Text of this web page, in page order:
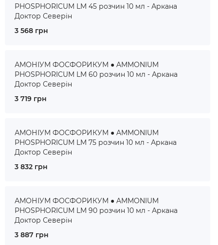
PHOSPHORICUM LM 45 розчин 10 мл - Аркана
Доктор Северін
3 568 грн
АМОНІУМ ФОСФОРИКУМ ● AMMONIUM
PHOSPHORICUM LM 60 розчин 10 мл - Аркана
Доктор Северін
3 719 грн
АМОНІУМ ФОСФОРИКУМ ● AMMONIUM
PHOSPHORICUM LM 75 розчин 10 мл - Аркана
Доктор Северін
3 832 грн
АМОНІУМ ФОСФОРИКУМ ● AMMONIUM
PHOSPHORICUM LM 90 розчин 10 мл - Аркана
Доктор Северін
3 887 грн